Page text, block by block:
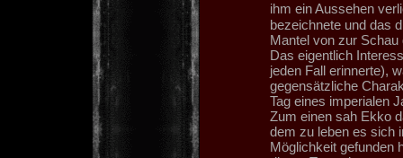
ihm ein Aussehen
bezeichnete und das
Mantel von zur
Das eigentlich
jeden Fall erinnerte),
gegensätzliche
Tag eines imperialen
Zum einen sah Ekko
dem zu leben es sich
Möglichkeit gefunden